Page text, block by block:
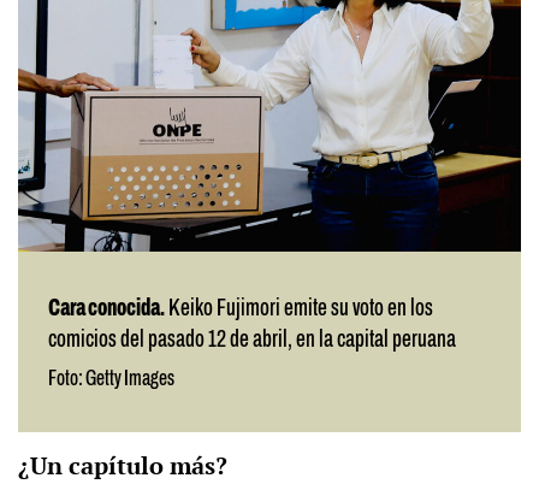
Cara conocida. Keiko Fujimori emite su voto en los
comicios del pasado 12 de abril, en la capital peruana
Foto: Getty Images
¿Un capítulo más?